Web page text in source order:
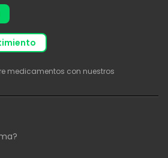
medicamentos con nuestros